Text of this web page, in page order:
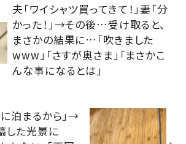
夫「ワイシャツ買ってきて！」妻「分
かった！」→その後…受け取ると、
まさかの結果に…「吹きました
www」「さすが奥さま」「まさかこ
んな事になるとは」
泊まるから」→
した光景に